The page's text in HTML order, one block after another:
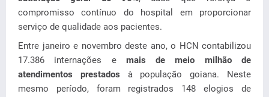
compromisso contínuo do hospital em proporcionar
serviço de qualidade aos pacientes.
Entre janeiro e novembro deste ano, o HCN contabilizou
17.386 internações e mais de meio milhão de
atendimentos prestados à população goiana. Neste
mesmo período, foram registrados 148 elogios de